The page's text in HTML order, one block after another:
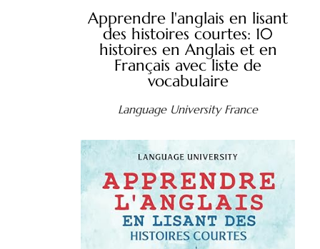
Apprendre l'anglais en lisant
des histoires courtes: 10
histoires en Anglais et en
Français avec liste de
vocabulaire
Language University France